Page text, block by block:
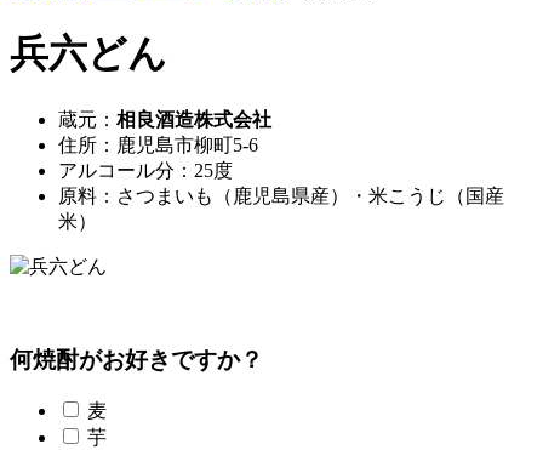
兵六どん
蔵元： 相良酒造株式会社
住所：鹿児島市柳町5-6
アルコール分：25度
原料：さつまいも（鹿児島県産）・米こうじ（国産
米）
何焼酎がお好きですか？
麦
芋